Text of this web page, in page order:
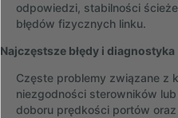
odpowiedzi, stabilności
błędów fizycznych linku.
Najczęstsze błędy i diagnostyka
Częste problemy związane z
niezgodności sterowników
doboru prędkości portów oraz